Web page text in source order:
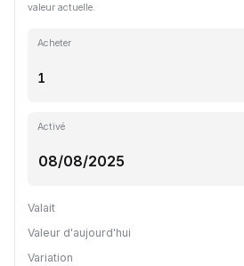
valeur actuelle.
Acheter
Activé
Valait
Valeur d'aujourd'hui
Variation